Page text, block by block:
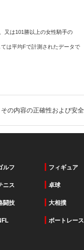
又は101勝以上の女性騎手の
は平均Fで計測されたデータで
の内容の正確性および安
ルフ フィギュア
ニス 卓球
闘技 大相撲
ボートレース